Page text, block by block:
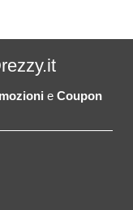
e Coupon